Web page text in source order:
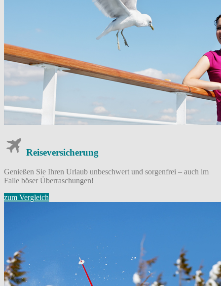
Reise­versicherung
Genießen Sie Ihren Urlaub unbeschwert und sorgenfrei – auch im
Falle böser Überraschungen!
zum Vergleich